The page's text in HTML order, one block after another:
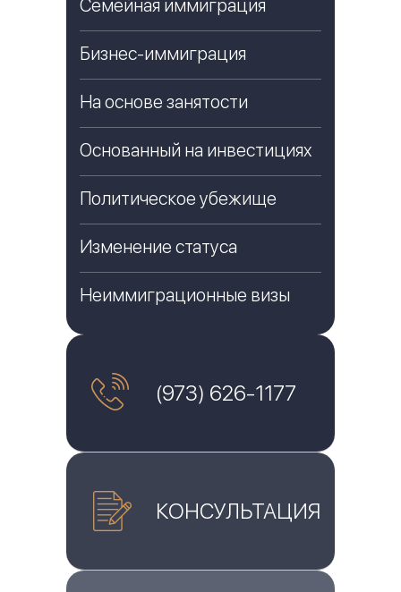
Семейная иммиграция
Бизнес-иммиграция
На основе занятости
Основанный на инвестициях
Политическое убежище
Изменение статуса
Неиммиграционные визы
(973) 626-1177
КОНСУЛЬТАЦИЯ